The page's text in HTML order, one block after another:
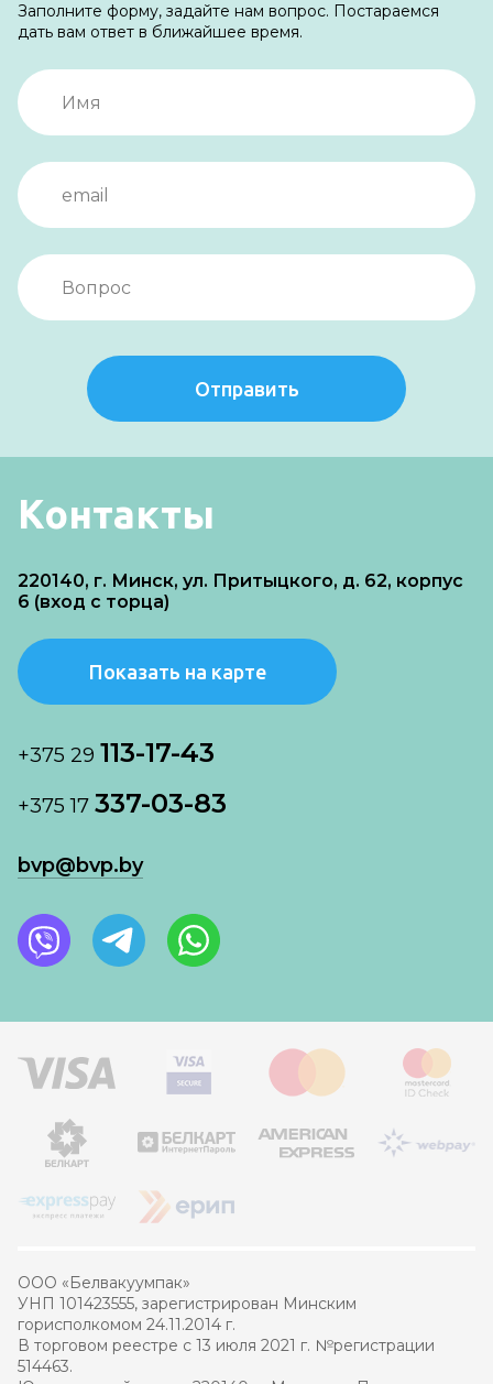
Заполните форму, задайте нам вопрос. Постараемся
дать вам ответ в ближайшее время.
Отправить
Контакты
220140, г. Минск, ул. Притыцкого, д. 62, корпус
6 (вход с торца)
Показать на карте
+375 29 113-17-43
+375 17 337-03-83
bvp@bvp.by
ООО «Белвакуумпак»
УНП 101423555, зарегистрирован Минским
горисполкомом 24.11.2014 г.
В торговом реестре с 13 июля 2021 г. №регистрации
514463.